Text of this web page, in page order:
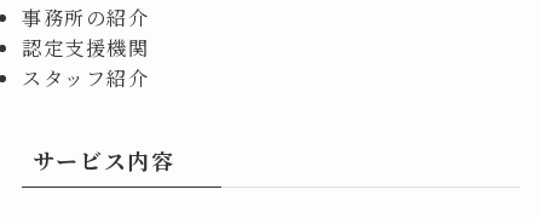
事務所の紹介
認定支援機関
スタッフ紹介
サービス内容